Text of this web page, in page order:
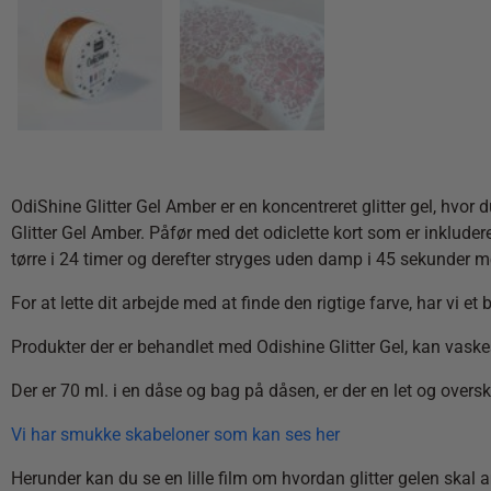
OdiShine Glitter Gel Amber er en koncentreret glitter gel,
Glitter Gel Amber. Påfør med det odiclette kort som er
tørre i 24 timer og derefter stryges uden damp i 45 sekunder
For at lette dit arbejde med at finde den rigtige farve, har vi et
Produkter der er behandlet med Odishine Glitter Gel, kan
Der er 70 ml. i en dåse og bag på dåsen, er der en let og
Vi har smukke skabeloner som kan ses her
Herunder kan du se en lille film om hvordan glitter gelen skal